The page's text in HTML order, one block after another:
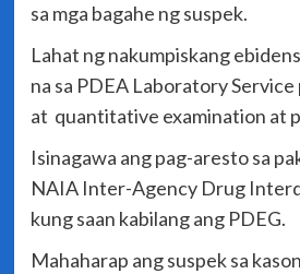
sa mga bagahe ng suspek.
Lahat ng nakumpiskang
na sa PDEA Laboratory
at quantitative examination at
Isinagawa ang pag-aresto sa
NAIA Inter-Agency Drug
kung saan kabilang ang PDEG.
Mahaharap ang suspek sa